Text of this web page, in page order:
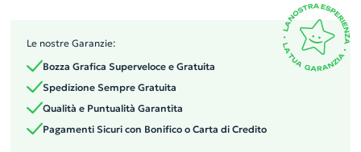
Le nostre Garanzie:
Bozza Grafica Superveloce e Gratuita
Spedizione Sempre Gratuita
Qualità e Puntualità Garantita
Pagamenti Sicuri con Bonifico o Carta di Credito